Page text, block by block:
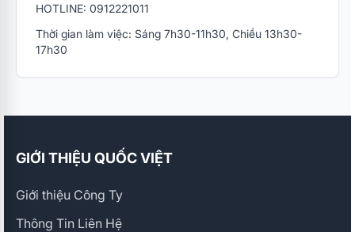
HOTLINE: 0912221011
Thời gian làm việc: Sáng 7h30-11h30, Chiều 13h30-
17h30
GIỚI THIỆU QUỐC VIỆT
Giới thiệu Công Ty
Thông Tin Liên Hệ